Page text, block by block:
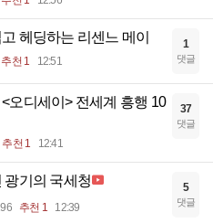
헤딩하는 리센느 메이
추천 1 12:51
1
댓글
오디세이> 전세계 흥행 10
추천 1 12:41
37
댓글
광기의 국세청
추천 1 12:39
5
댓글